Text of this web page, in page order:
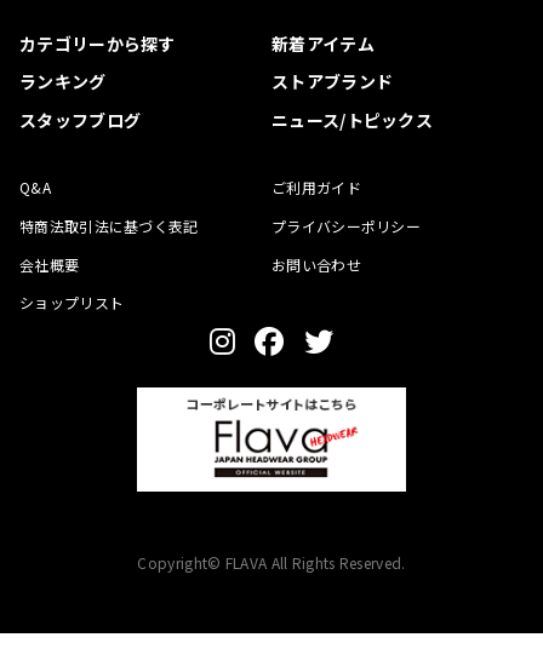
カテゴリーから探す
新着アイテム
ランキング
ストアブランド
スタッフブログ
ニュース/トピックス
Q&A
ご利用ガイド
特商法取引法に基づく表記
プライバシーポリシー
会社概要
お問い合わせ
ショップリスト
Copyright© FLAVA All Rights Reserved.